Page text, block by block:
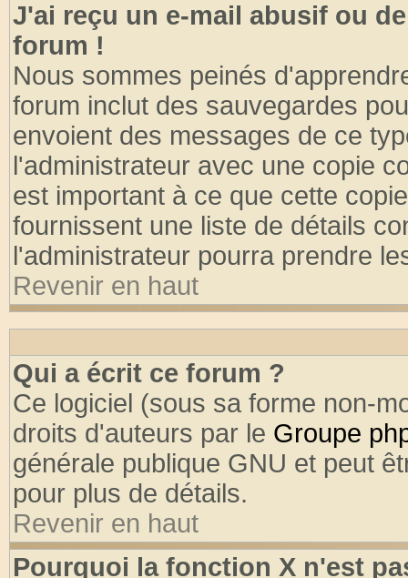
J'ai reçu un e-mail abusif ou
forum !
Nous sommes peinés
forum inclut des sauvegardes
envoient des messages de ce
l'administrateur avec une copie
est important à ce que cette
fournissent une liste de détails
l'administrateur pourra prendre
Revenir en haut
Qui a écrit ce forum ?
Ce logiciel (sous sa forme non-
droits d'auteurs par le Groupe
générale publique GNU et peut
pour plus de détails.
Revenir en haut
Pourquoi la fonction X n'est